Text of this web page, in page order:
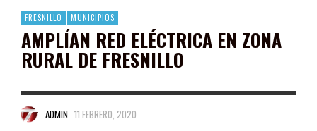
FRESNILLO MUNICIPIOS
AMPLÍAN RED ELÉCTRICA EN ZONA
RURAL DE FRESNILLO
ADMIN 11 FEBRERO, 2020